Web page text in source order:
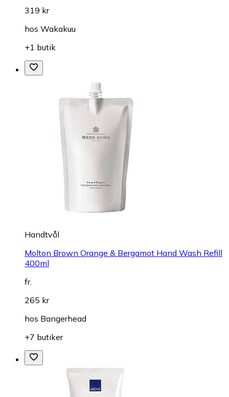
319 kr
hos Wakakuu
+1 butik
Handtvål
Molton Brown Orange & Bergamot Hand Wash Refill
400ml
fr.
265 kr
hos Bangerhead
+7 butiker